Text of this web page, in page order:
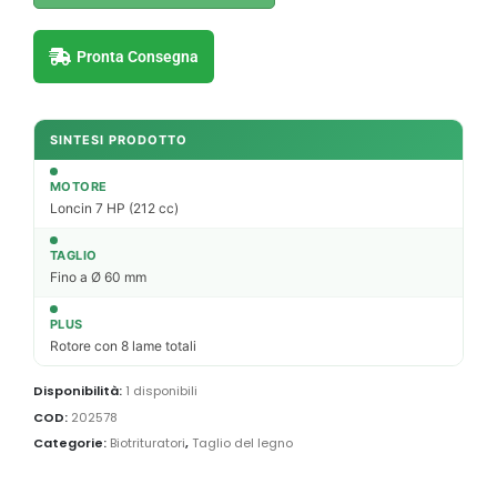
Pronta Consegna
SINTESI PRODOTTO
MOTORE
Loncin 7 HP (212 cc)
TAGLIO
Fino a Ø 60 mm
PLUS
Rotore con 8 lame totali
Disponibilità: 1 disponibili
COD: 202578
Categorie: Biotrituratori,Taglio del legno